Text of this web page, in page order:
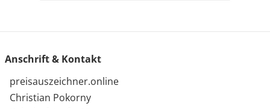
Anschrift & Kontakt
preisauszeichner.online
Christian Pokorny